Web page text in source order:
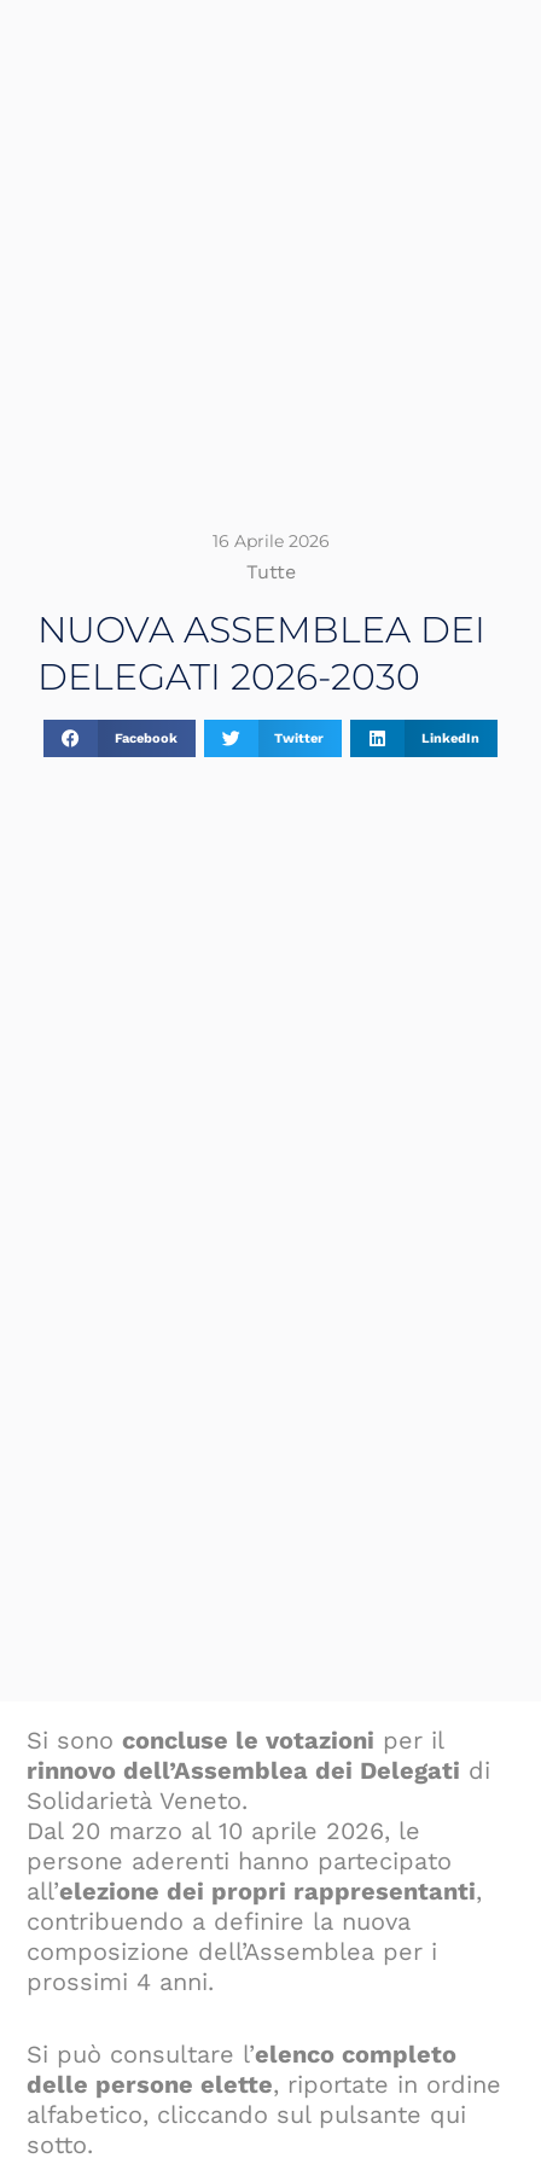
16 Aprile 2026
Tutte
NUOVA ASSEMBLEA DEI
DELEGATI 2026-2030
Facebook Twitter LinkedIn
Si sonoconcluse le votazioni per il
rinnovo dell’Assemblea dei Delegati di
Solidarietà Veneto.
Dal 20 marzo al 10 aprile 2026, le
persone aderenti hanno partecipato
all’elezione dei propri rappresentanti,
contribuendo a definire la nuova
composizione dell’Assemblea per i
prossimi 4 anni.
Si può consultare l’elenco completo
delle persone elette, riportate in ordine
alfabetico, cliccando sul pulsante qui
sotto.